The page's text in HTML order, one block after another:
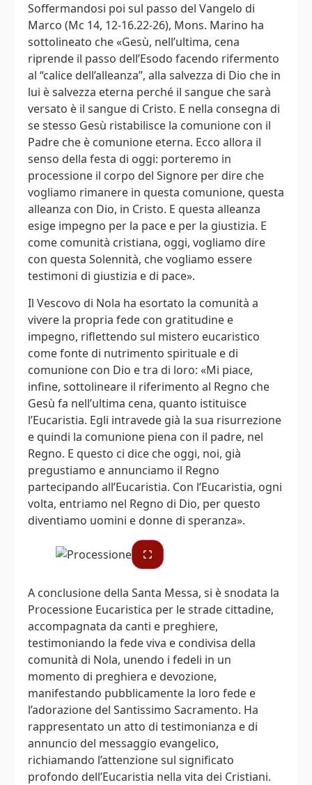
Soffermandosi poi sul passo del Vangelo di
Marco (Mc 14, 12-16.22-26), Mons. Marino ha
sottolineato che «Gesù, nell’ultima, cena
riprende il passo dell’Esodo facendo rifermento
al “calice dell’alleanza”, alla salvezza di Dio che in
lui è salvezza eterna perché il sangue che sarà
versato è il sangue di Cristo. E nella consegna di
se stesso Gesù ristabilisce la comunione con il
Padre che è comunione eterna. Ecco allora il
senso della festa di oggi: porteremo in
processione il corpo del Signore per dire che
vogliamo rimanere in questa comunione, questa
alleanza con Dio, in Cristo. E questa alleanza
esige impegno per la pace e per la giustizia. E
come comunità cristiana, oggi, vogliamo dire
con questa Solennità, che vogliamo essere
testimoni di giustizia e di pace».
Il Vescovo di Nola ha esortato la comunità a
vivere la propria fede con gratitudine e
impegno, riflettendo sul mistero eucaristico
come fonte di nutrimento spirituale e di
comunione con Dio e tra di loro: «Mi piace,
infine, sottolineare il riferimento al Regno che
Gesù fa nell’ultima cena, quanto istituisce
l’Eucaristia. Egli intravede già la sua risurrezione
e quindi la comunione piena con il padre, nel
Regno. E questo ci dice che oggi, noi, già
pregustiamo e annunciamo il Regno
partecipando all’Eucaristia. Con l’Eucaristia, ogni
volta, entriamo nel Regno di Dio, per questo
diventiamo uomini e donne di speranza».
A conclusione della Santa Messa, si è snodata la
Processione Eucaristica per le strade cittadine,
accompagnata da canti e preghiere,
testimoniando la fede viva e condivisa della
comunità di Nola, unendo i fedeli in un
momento di preghiera e devozione,
manifestando pubblicamente la loro fede e
l’adorazione del Santissimo Sacramento. Ha
rappresentato un atto di testimonianza e di
annuncio del messaggio evangelico,
richiamando l’attenzione sul significato
profondo dell’Eucaristia nella vita dei Cristiani.